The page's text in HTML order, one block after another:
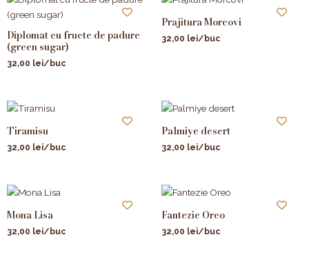
Diplomat cu fructe de padure
(green sugar)
32,00 lei/buc
Prajitura Morcovi
32,00 lei/buc
Tiramisu
32,00 lei/buc
Palmiye desert
32,00 lei/buc
Mona Lisa
32,00 lei/buc
Fantezie Oreo
32,00 lei/buc